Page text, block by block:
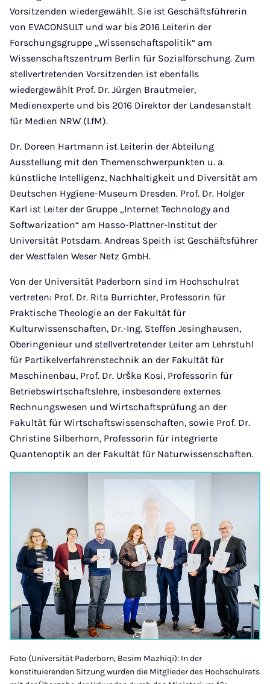
Vorsitzenden wiedergewählt. Sie ist Geschäftsführerin
von EVACONSULT und war bis 2016 Leiterin der
Forschungsgruppe „Wissenschaftspolitik“ am
Wissenschaftszentrum Berlin für Sozialforschung. Zum
stellvertretenden Vorsitzenden ist ebenfalls
wiedergewählt Prof. Dr. Jürgen Brautmeier,
Medienexperte und bis 2016 Direktor der Landesanstalt
für Medien NRW (LfM).
Dr. Doreen Hartmann ist Leiterin der Abteilung
Ausstellung mit den Themenschwerpunkten u. a.
künstliche Intelligenz, Nachhaltigkeit und Diversität am
Deutschen Hygiene-Museum Dresden. Prof. Dr. Holger
Karl ist Leiter der Gruppe „Internet Technology and
Softwarization“ am Hasso-Plattner-Institut der
Universität Potsdam. Andreas Speith ist Geschäftsführer
der Westfalen Weser Netz GmbH.
Von der Universität Paderborn sind im Hochschulrat
vertreten: Prof. Dr. Rita Burrichter, Professorin für
Praktische Theologie an der Fakultät für
Kulturwissenschaften, Dr.-Ing. Steffen Jesinghausen,
Oberingenieur und stellvertretender Leiter am Lehrstuhl
für Partikelverfahrenstechnik an der Fakultät für
Maschinenbau, Prof. Dr. Urška Kosi, Professorin für
Betriebswirtschaftslehre, insbesondere externes
Rechnungswesen und Wirtschaftsprüfung an der
Fakultät für Wirtschaftswissenschaften, sowie Prof. Dr.
Christine Silberhorn, Professorin für integrierte
Quantenoptik an der Fakultät für Naturwissenschaften.
Foto (Universität Paderborn, Besim Mazhiqi): In der
konstituierenden Sitzung wurden die Mitglieder des Hochschulrats